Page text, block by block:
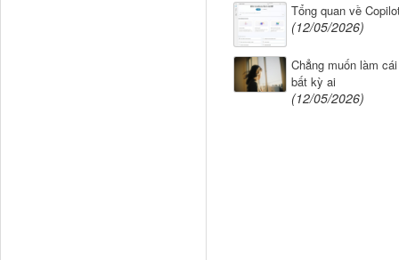
Tổng quan về
(12/05/2026)
Chẳng muốn làm
bất kỳ ai
(12/05/2026)